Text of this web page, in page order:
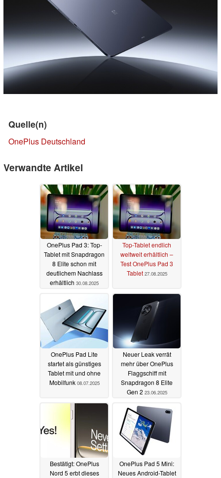
Quelle(n)
OnePlus Deutschland
Verwandte Artikel
OnePlus Pad 3: Top-
Tablet mit Snapdragon
8 Elite schon mit
deutlichem Nachlass
erhältlich 30.08.2025
Top-Tablet endlich
weltweit erhältlich –
Test OnePlus Pad 3
Tablet 27.08.2025
OnePlus Pad Lite
startet als günstiges
Tablet mit und ohne
Mobilfunk 08.07.2025
Neuer Leak verrät
mehr über OnePlus
Flaggschiff mit
Snapdragon 8 Elite
Gen 2 23.06.2025
Bestätigt: OnePlus
Nord 5 erbt dieses
OnePlus Pad 5 Mini:
Neues Android-Tablet